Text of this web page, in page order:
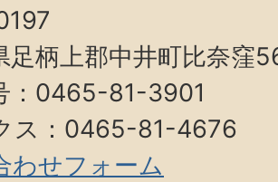
足柄上郡中井町比奈窪
：0465-81-3901
ス：0465-81-4676
わせフォーム